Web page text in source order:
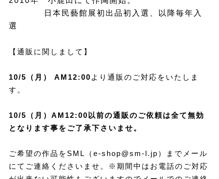
日本民藝館展初出品初入選、以降毎年入
選
【通販に関しまして】
10/5（月） AM12:00 より通販のご対応をいたしま
す。
10/5（月）AM12:00以前の通販のご依頼は全て無効
となります事をご了承下さいませ。
ご希望の作品をSML（ e-shop@sm-l.jp ）までメール
にてご連絡くださいませ。※期間中はお電話のご対応